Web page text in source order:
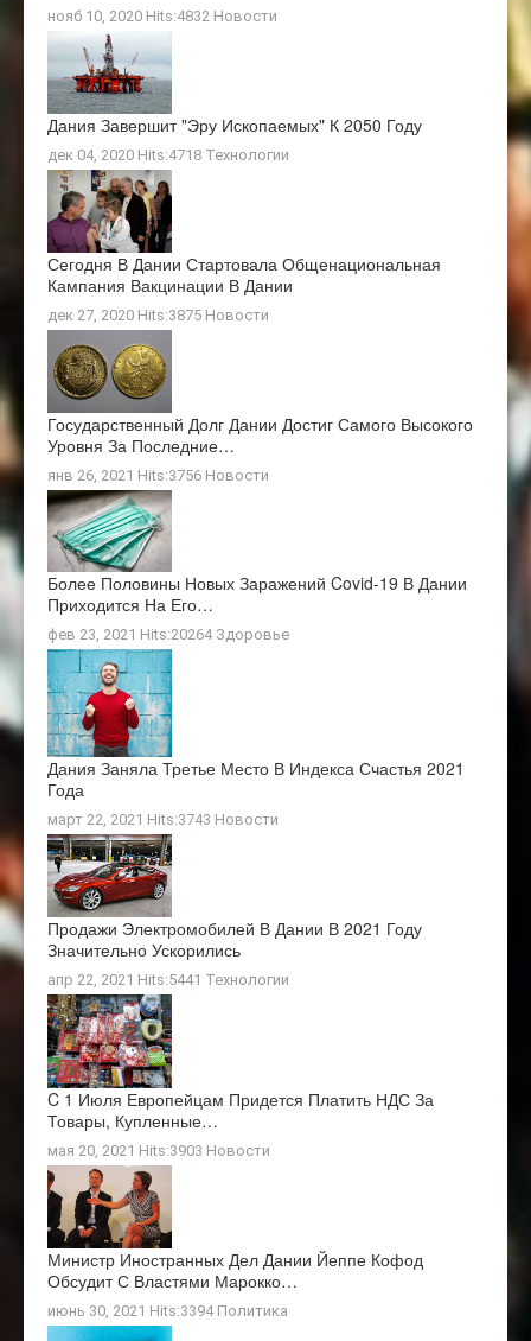
нояб 10, 2020 Hits:4832 Новости
Дания Завершит "эру Ископаемых" К 2050 Году
дек 04, 2020 Hits:4718 Технологии
Сегодня В Дании Стартовала Общенациональная
Кампания Вакцинации В Дании
дек 27, 2020 Hits:3875 Новости
Государственный Долг Дании Достиг Самого Высокого
Уровня За Последние…
янв 26, 2021 Hits:3756 Новости
Более Половины Новых Заражений Covid-19 В Дании
Приходится На Его…
фев 23, 2021 Hits:20264 Здоровье
Дания Заняла Третье Место В Индекса Счастья 2021
Года
март 22, 2021 Hits:3743 Новости
Продажи Электромобилей В Дании В 2021 Году
Значительно Ускорились
апр 22, 2021 Hits:5441 Технологии
C 1 Июля Европейцам Придется Платить НДС За
Товары, Купленные…
мая 20, 2021 Hits:3903 Новости
Министр Иностранных Дел Дании Йеппе Кофод
Обсудит С Властями Марокко…
июнь 30, 2021 Hits:3394 Политика